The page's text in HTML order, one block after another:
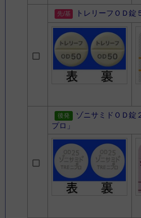
トレリーフＯＤ錠
ゾニサミドＯＤ錠
プロ」